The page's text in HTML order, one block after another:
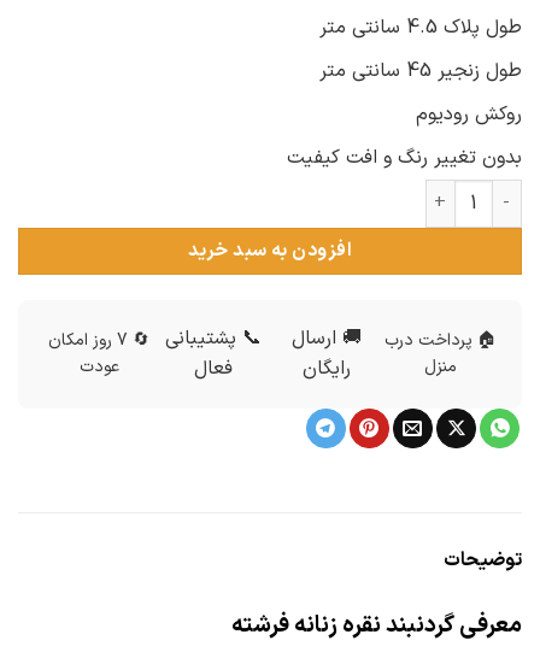
طول پلاک 4.5 سانتی متر
طول زنجیر 45 سانتی متر
روکش رودیوم
بدون تغییر رنگ و افت کیفیت
گردنبند نقره زنانه فرشته عدد
افزودن به سبد خرید
🏠 پرداخت درب
منزل
🚚 ارسال
رایگان
📞 پشتیبانی
فعال
🔄 7 روز امکان
عودت
توضیحات
معرفی گردنبند نقره زنانه فرشته